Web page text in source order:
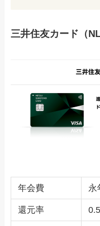
三井住友カード（NL
年会費 永
還元率